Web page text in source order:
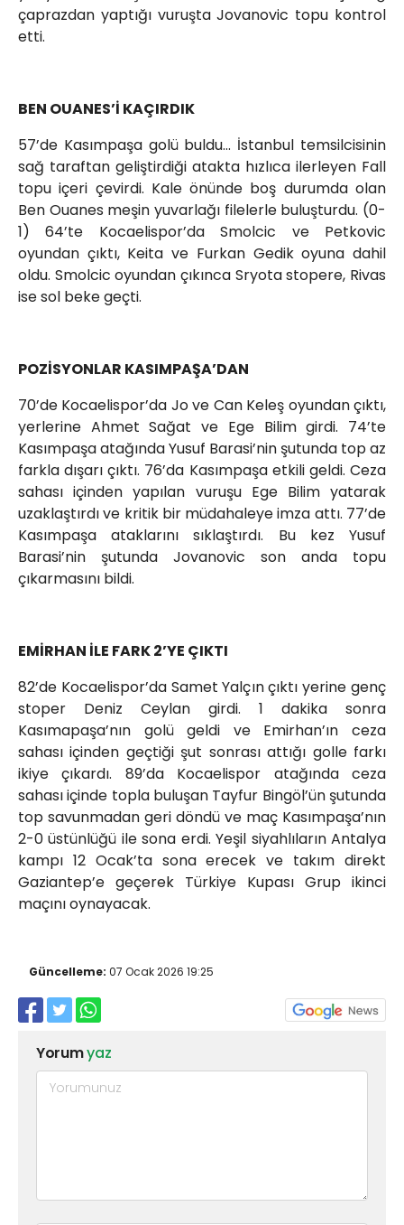
çaprazdan yaptığı vuruşta Jovanovic topu kontrol
etti.
BEN OUANES’İ KAÇIRDIK
57’de Kasımpaşa golü buldu... İstanbul temsilcisinin
sağ taraftan geliştirdiği atakta hızlıca ilerleyen Fall
topu içeri çevirdi. Kale önünde boş durumda olan
Ben Ouanes meşin yuvarlağı filelerle buluşturdu. (0-
1) 64’te Kocaelispor’da Smolcic ve Petkovic
oyundan çıktı, Keita ve Furkan Gedik oyuna dahil
oldu. Smolcic oyundan çıkınca Sryota stopere, Rivas
ise sol beke geçti.
POZİSYONLAR KASIMPAŞA’DAN
70’de Kocaelispor’da Jo ve Can Keleş oyundan çıktı,
yerlerine Ahmet Sağat ve Ege Bilim girdi. 74’te
Kasımpaşa atağında Yusuf Barasi’nin şutunda top az
farkla dışarı çıktı. 76’da Kasımpaşa etkili geldi. Ceza
sahası içinden yapılan vuruşu Ege Bilim yatarak
uzaklaştırdı ve kritik bir müdahaleye imza attı. 77’de
Kasımpaşa ataklarını sıklaştırdı. Bu kez Yusuf
Barasi’nin şutunda Jovanovic son anda topu
çıkarmasını bildi.
EMİRHAN İLE FARK 2’YE ÇIKTI
82’de Kocaelispor’da Samet Yalçın çıktı yerine genç
stoper Deniz Ceylan girdi. 1 dakika sonra
Kasımapaşa’nın golü geldi ve Emirhan’ın ceza
sahası içinden geçtiği şut sonrası attığı golle farkı
ikiye çıkardı. 89’da Kocaelispor atağında ceza
sahası içinde topla buluşan Tayfur Bingöl’ün şutunda
top savunmadan geri döndü ve maç Kasımpaşa’nın
2-0 üstünlüğü ile sona erdi. Yeşil siyahlıların Antalya
kampı 12 Ocak’ta sona erecek ve takım direkt
Gaziantep’e geçerek Türkiye Kupası Grup ikinci
maçını oynayacak.
Güncelleme: 07 Ocak 2026 19:25
Yorumyaz